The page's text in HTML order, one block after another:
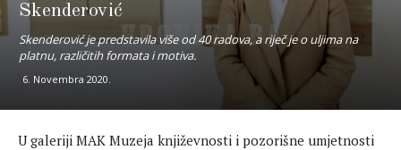
Skenderović
Skenderović je predstavila više od 40 radova, a riječ je o uljima na
platnu, različitih formata i motiva.
6. Novembra 2020.
U galeriji MAK Muzeja književnosti i pozorišne umjetnosti